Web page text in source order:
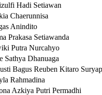
Hadi Setiawan
Chaerunnisa
Anindito
Prakasa Setiawanda
Putra Nurcahyo
Sathya Dhanuaga
Bagus Reuben Kitaro
Rahmadina
Azkiya Putri Permadhi